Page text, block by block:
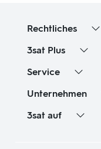
Rechtliches
3sat Plus
Service
Unternehmen
3sat auf